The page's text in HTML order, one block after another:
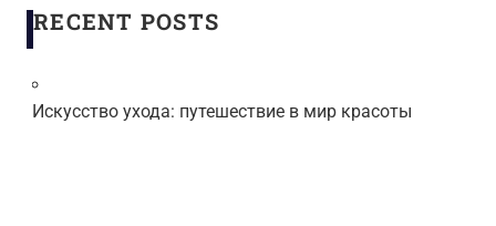
RECENT POSTS
Искусство ухода: путешествие в мир красоты